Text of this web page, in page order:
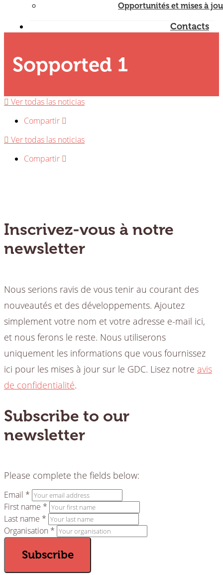
Opportunités et mises à
Contacts
Sopported 1
Ver todas las noticias
Compartir
Ver todas las noticias
Compartir
Inscrivez-vous à notre
newsletter
Nous serions ravis de vous tenir au courant des
nouveautés et des développements. Ajoutez
simplement votre nom et votre adresse e-mail ici,
et nous ferons le reste. Nous utiliserons
uniquement les informations que vous fournissez
ici pour les mises à jour sur le GDC. Lisez notre avis
de confidentialité.
Subscribe to our
newsletter
Please complete the fields below:
Email *
First name *
Last name *
Organisation *